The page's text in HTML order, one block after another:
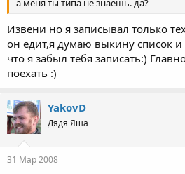
а меня ты типа не знаешь. да?
Извени но я записывал только
он едит,я думаю выкину список
что я забыл тебя записать:)
поехать :)
YakovD
Дядя Яша
31 Мар 2008